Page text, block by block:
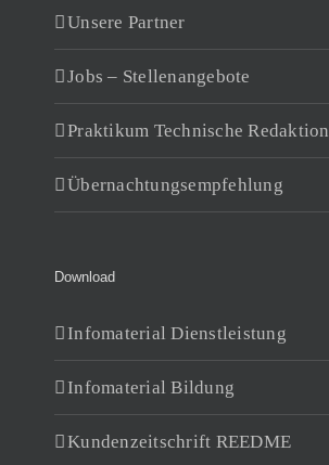
Unsere Partner
Jobs – Stellenangebote
Praktikum Technische Redaktion
Übernachtungsempfehlung
Download
Infomaterial Dienstleistung
Infomaterial Bildung
Kundenzeitschrift REEDME